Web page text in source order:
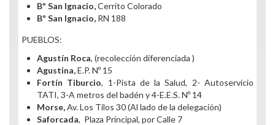
Bº San Ignacio,Cerrito Colorado
Bº San Ignacio, RN 188
PUEBLOS:
Agustín Roca, (recolección diferenciada )
Agustina,E.P. Nº 15
Fortín Tiburcio, 1-Pista de la Salud, 2- Autoservicio
TATI, 3-A metros del badén y 4-E.E.S. Nº 14
Morse,Av. Los Tilos 30 (Al lado de la delegación)
Saforcada, Plaza Principal, por Calle 7